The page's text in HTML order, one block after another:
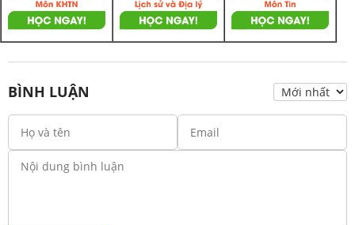
BÌNH LUẬN